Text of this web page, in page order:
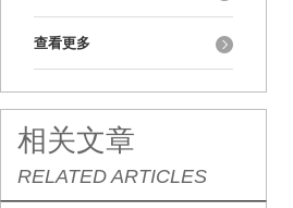
查看更多
相关文章
RELATED ARTICLES